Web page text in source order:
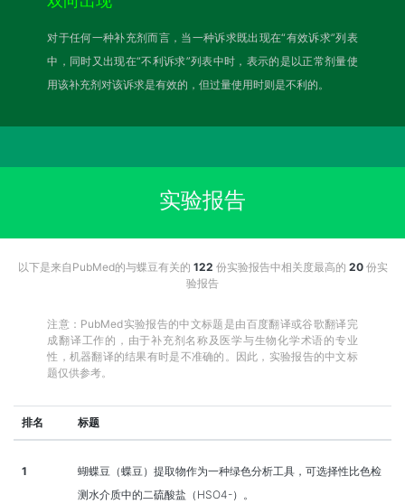
对于任何一种补充剂而言，当一种诉求既出现在“有效诉求”列表
中，同时又出现在“不利诉求”列表中时，表示的是以正常剂量使
用该补充剂对该诉求是有效的，但过量使用时则是不利的。
实验报告
以下是来自PubMed的与蝶豆有关的 122 份实验报告中相关度最高的 20份实
验报告
注意：PubMed实验报告的中文标题是由百度翻译或谷歌翻译完
成翻译工作的，由于补充剂名称及医学与生物化学术语的专业
性，机器翻译的结果有时是不准确的。因此，实验报告的中文标
题仅供参考。
排名 标题
1
蝴蝶豆（蝶豆）提取物作为一种绿色分析工具，可选择性比色检
测水介质中的二硫酸盐（HSO4-）。